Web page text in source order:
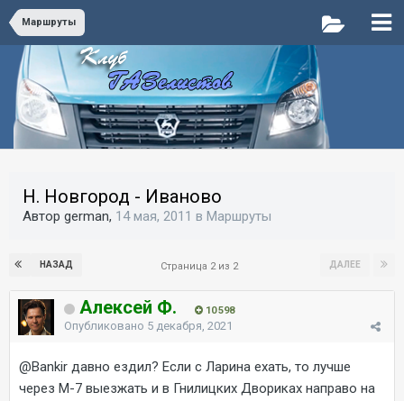
Маршруты
Н. Новгород - Иваново
Автор german, 14 мая, 2011 в Маршруты
НАЗАД ДАЛЕЕ
Страница 2 из 2
Алексей Ф. 10 598
Опубликовано 5 декабря, 2021
@Bankir давно ездил? Если с Ларина ехать, то лучше
через М-7 выезжать и в Гнилицких Двориках направо на